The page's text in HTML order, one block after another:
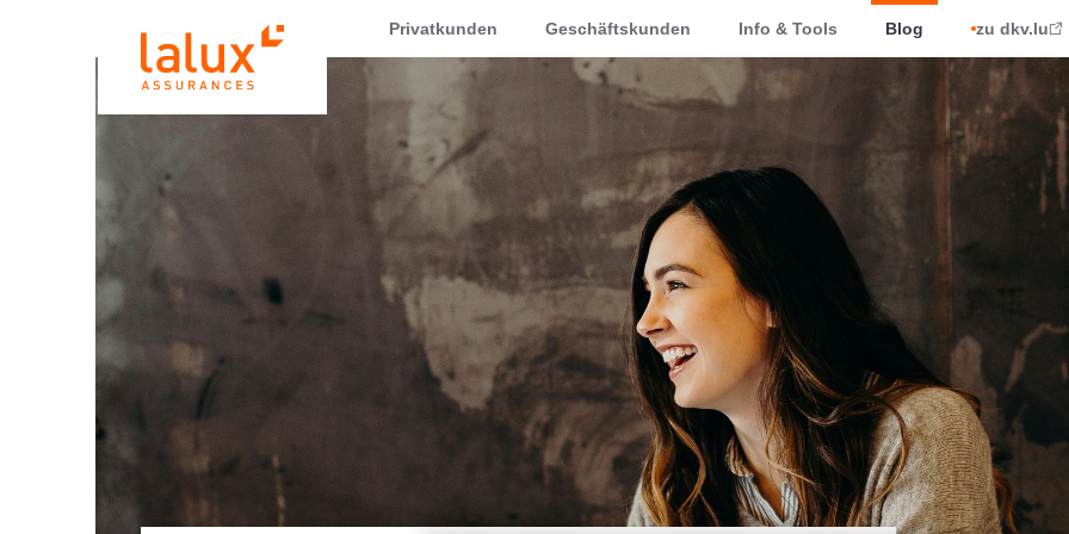
LALUX AssurancesPrivatkunden Geschäftskunden Info & Tools Blog zu dkv.lu